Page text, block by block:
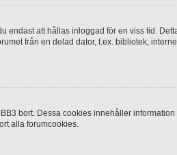
endast att hållas inloggad för en viss tid.
från en delad dator, t.ex. bibliotek,
bort. Dessa cookies innehåller
alla forumcookies.